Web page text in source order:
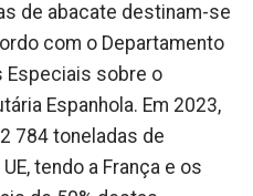
de abacate destinam-se
com o Departamento
Especiais sobre o
Espanhola. Em 2023,
784 toneladas de
tendo a França e os